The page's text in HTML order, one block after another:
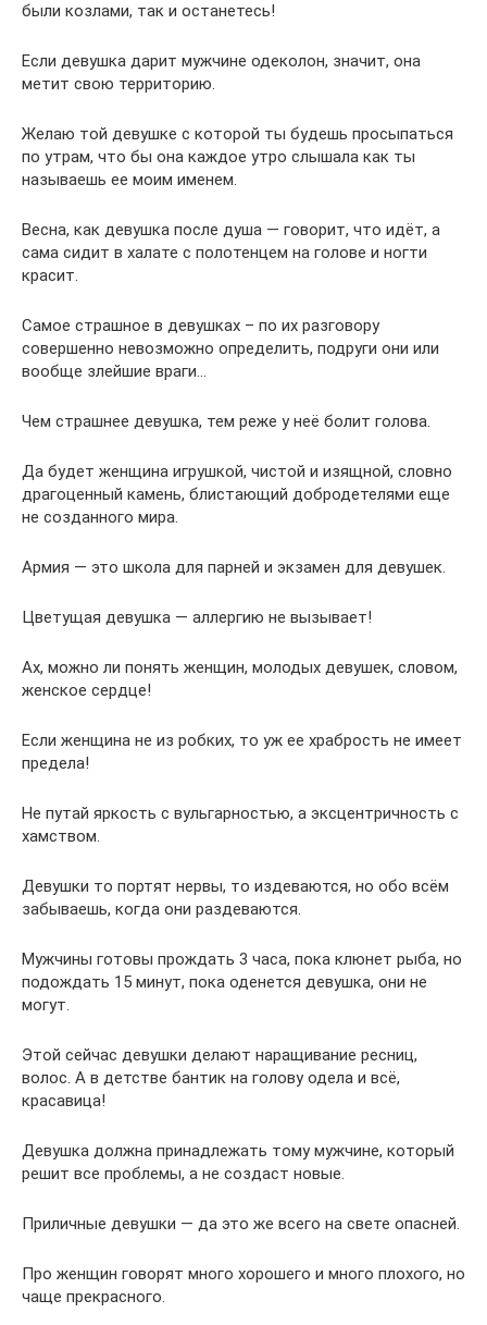
были козлами, так и останетесь!
Если девушка дарит мужчине одеколон, значит, она
метит свою территорию.
Желаю той девушке с которой ты будешь просыпаться
по утрам, что бы она каждое утро слышала как ты
называешь ее моим именем.
Весна, как девушка после душа — говорит, что идёт, а
сама сидит в халате с полотенцем на голове и ногти
красит.
Самое страшное в девушках – по их разговору
совершенно невозможно определить, подруги они или
вообще злейшие враги…
Чем страшнее девушка, тем реже у неё болит голова.
Да будет женщина игрушкой, чистой и изящной, словно
драгоценный камень, блистающий добродетелями еще
не созданного мира.
Армия — это школа для парней и экзамен для девушек.
Цветущая девушка — аллергию не вызывает!
Ах, можно ли понять женщин, молодых девушек, словом,
женское сердце!
Если женщина не из робких, то уж ее храбрость не имеет
предела!
Не путай яркость с вульгарностью, а эксцентричность с
хамством.
Девушки то портят нервы, то издеваются, но обо всём
забываешь, когда они раздеваются.
Мужчины готовы прождать 3 часа, пока клюнет рыба, но
подождать 15 минут, пока оденется девушка, они не
могут.
Этой сейчас девушки делают наращивание ресниц,
волос. А в детстве бантик на голову одела и всё,
красавица!
Девушка должна принадлежать тому мужчине, который
решит все проблемы, а не создаст новые.
Приличные девушки — да это же всего на свете опасней.
Про женщин говорят много хорошего и много плохого, но
чаще прекрасного.